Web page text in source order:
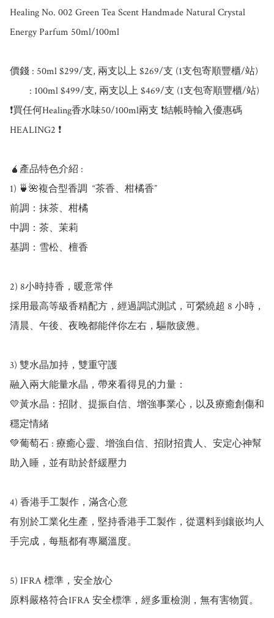
Healing No. 002 Green Tea Scent Handmade Natural Crystal
Energy Parfum 50ml/100ml
價錢 : 50ml $299/支, 兩支以上 $269/支 (1支包寄順豐櫃/站)
❗買任何Healing香水味50/100ml兩支 ❗結帳時輸入優惠碼
HEALING2 ❗
🧉產品特色介紹 :
1) 🍵🌺複合型香調  “茶香、柑橘香”
前調：抹茶、柑橘
中調：茶、茉莉
基調：雪松、檀香
2) 8小時持香，暖意常伴
採用最高等級香精配方，經過調試測試，可縈繞超 8 小時，
清晨、午後、夜晚都能伴你左右，驅散疲憊。
3) 雙水晶加持，雙重守護
融入兩大能量水晶，帶來看得見的力量：
💛黃水晶：招財、提振自信、增強事業心，以及療癒創傷和
穩定情緒
💚葡萄石 : 療癒心靈、增強自信、招財招貴人、安定心神幫
助入睡，並有助於舒緩壓力
4) 香港手工製作，滿含心意
有別於工業化生產，堅持香港手工製作，從選料到鑲嵌均人
手完成，每瓶都有專屬溫度。
5) IFRA 標準，安全放心
原料嚴格符合IFRA 安全標準，經多重檢測，無有害物質。